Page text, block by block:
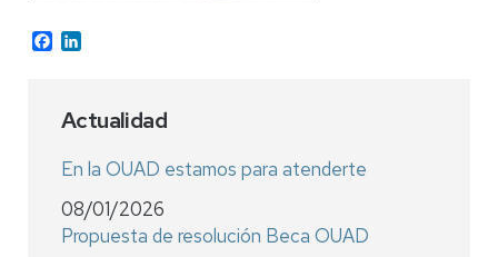
Facebook
Actualidad
En la OUAD estamos para atenderte
08/01/2026
Propuesta de resolución Beca OUAD